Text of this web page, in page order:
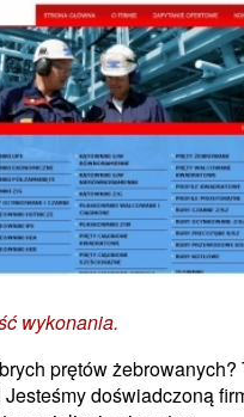
wykonania.
prętów żebrowanych?
Jesteśmy doświadczoną